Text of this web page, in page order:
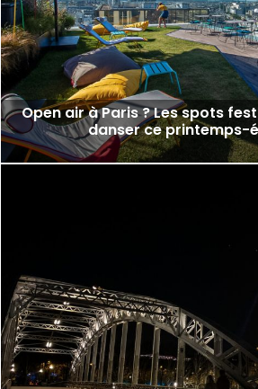
Open air à Paris ? Les spots
danser ce printemps-